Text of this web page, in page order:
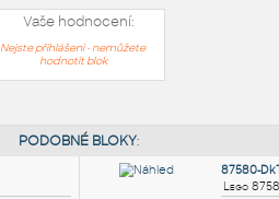
Vaše hodnocení:
Nejste přihlášeni - nemůžete
hodnotit blok